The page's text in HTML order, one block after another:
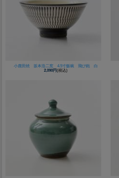
小鹿田焼 坂本浩二窯 4.5寸飯碗 飛び鉋 白
2,090円(税込)